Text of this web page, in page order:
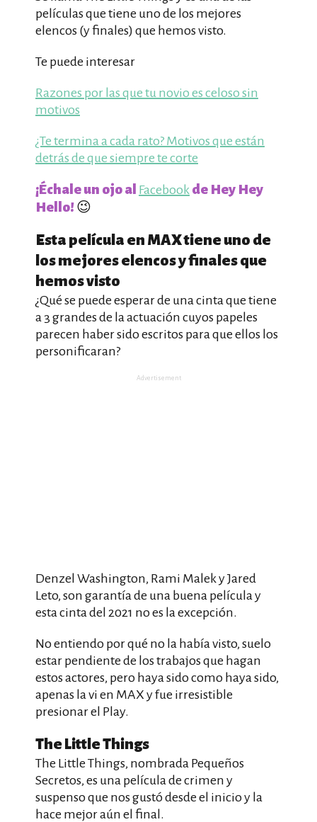
películas que tiene uno de los mejores
elencos (y finales) que hemos visto.
Te puede interesar
Razones por las que tu novio es celoso sin
motivos
¿Te termina a cada rato? Motivos que están
detrás de que siempre te corte
¡Échale un ojo al Facebook de Hey Hey
Hello! 😉
Esta película en MAX tiene uno de
los mejores elencos y finales que
hemos visto
¿Qué se puede esperar de una cinta que tiene
a 3 grandes de la actuación cuyos papeles
parecen haber sido escritos para que ellos los
personificaran?
Advertisement
Denzel Washington, Rami Malek y Jared
Leto, son garantía de una buena película y
esta cinta del 2021 no es la excepción.
No entiendo por qué no la había visto, suelo
estar pendiente de los trabajos que hagan
estos actores, pero haya sido como haya sido,
apenas la vi en MAX y fue irresistible
presionar el Play.
The Little Things
The Little Things, nombrada Pequeños
Secretos, es una película de crimen y
suspenso que nos gustó desde el inicio y la
hace mejor aún el final.